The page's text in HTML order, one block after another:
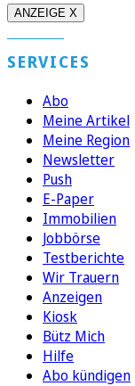
ANZEIGE X
SERVICES
Abo
Meine Artikel
Meine Region
Newsletter
Push
E-Paper
Immobilien
Jobbörse
Testberichte
Wir Trauern
Anzeigen
Kiosk
Bütz Mich
Hilfe
Abo kündigen